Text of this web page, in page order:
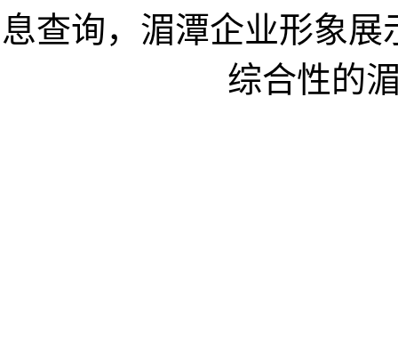
息查询，湄潭企业形象
综合性的